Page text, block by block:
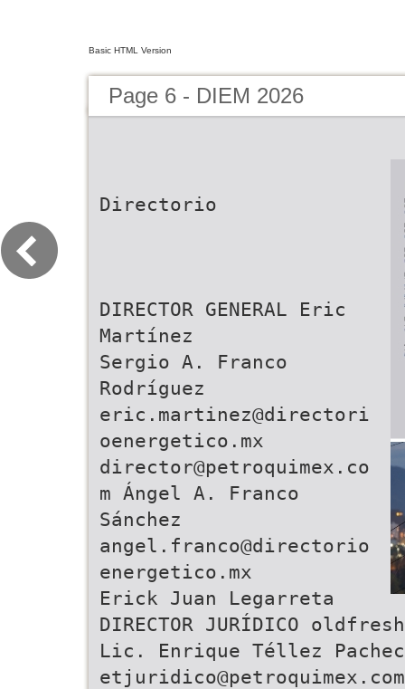
Basic HTML Version
Page 6 - DIEM 2026
Directorio
DIRECTOR GENERAL Eric
Martínez
Sergio A. Franco
Rodríguez
eric.martinez@directori
oenergetico.mx
director@petroquimex.co
m Ángel A. Franco
Sánchez
angel.franco@directorio
energetico.mx
Erick Juan Legarreta
DIRECTOR JURÍDICO
Lic. Enrique Téllez Pacheco
etjuridico@petroquimex.com